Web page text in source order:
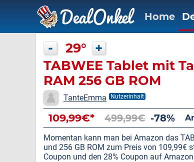
Home
- 29° +
TABWEE Tablet mit
RAM 256 GB ROM
TanteEmma Nutzerinhalt
109,99€* 499,99€ -78%
Momentan kann man bei Amazon das
und 256 GB ROM zum Preis von 109,99€
Coupon und den 28% Coupon auf